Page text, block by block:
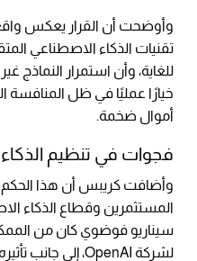
وأوضحت أن القرار يعكس
تقنيات الذكاء الاصطناعي
للغاية، وأن استمرار النماذج
خيارًا عمليًا في ظل
أموال ضخمة.
فجوات في تنظيم
وأضافت كريبس أن هذا
المستثمرين وقطاع الذكاء
سيناريو فوضوي كان من
لشركة OpenAI، إلى جانب